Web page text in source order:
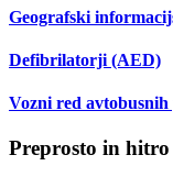
Geografski
Defibrilatorji (AED)
Vozni red avtobusnih
Preprosto in